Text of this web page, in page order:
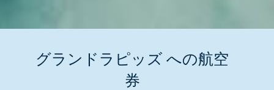
グランドラピッズ への航空
券